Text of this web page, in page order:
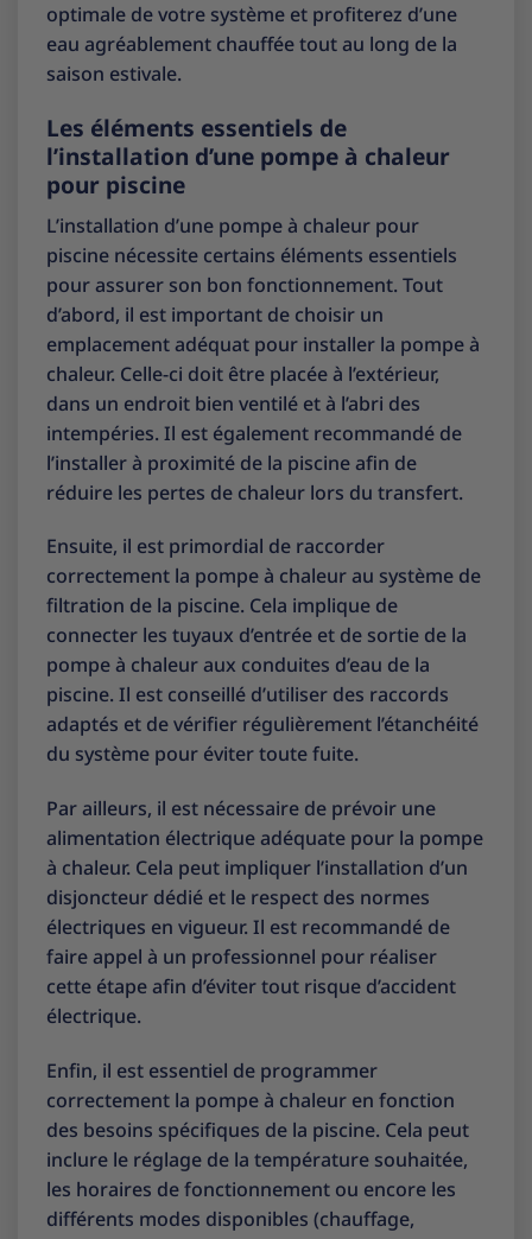
optimale de votre système et profiterez d’une
eau agréablement chauffée tout au long de la
saison estivale.
Les éléments essentiels de
l’installation d’une pompe à chaleur
pour piscine
L’installation d’une pompe à chaleur pour
piscine nécessite certains éléments essentiels
pour assurer son bon fonctionnement. Tout
d’abord, il est important de choisir un
emplacement adéquat pour installer la pompe à
chaleur. Celle-ci doit être placée à l’extérieur,
dans un endroit bien ventilé et à l’abri des
intempéries. Il est également recommandé de
l’installer à proximité de la piscine afin de
réduire les pertes de chaleur lors du transfert.
Ensuite, il est primordial de raccorder
correctement la pompe à chaleur au système de
filtration de la piscine. Cela implique de
connecter les tuyaux d’entrée et de sortie de la
pompe à chaleur aux conduites d’eau de la
piscine. Il est conseillé d’utiliser des raccords
adaptés et de vérifier régulièrement l’étanchéité
du système pour éviter toute fuite.
Par ailleurs, il est nécessaire de prévoir une
alimentation électrique adéquate pour la pompe
à chaleur. Cela peut impliquer l’installation d’un
disjoncteur dédié et le respect des normes
électriques en vigueur. Il est recommandé de
faire appel à un professionnel pour réaliser
cette étape afin d’éviter tout risque d’accident
électrique.
Enfin, il est essentiel de programmer
correctement la pompe à chaleur en fonction
des besoins spécifiques de la piscine. Cela peut
inclure le réglage de la température souhaitée,
les horaires de fonctionnement ou encore les
différents modes disponibles (chauffage,